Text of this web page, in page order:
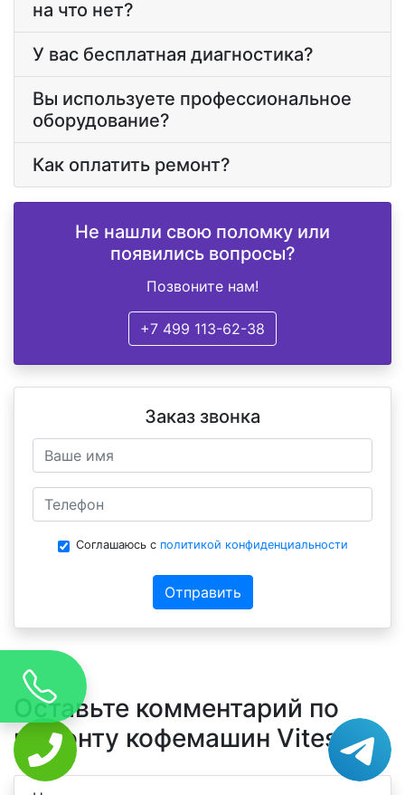
на что нет?
У вас бесплатная диагностика?
Вы используете профессиональное
оборудование?
Как оплатить ремонт?
Не нашли свою поломку или
появились вопросы?
Позвоните нам!
+7 499 113-62-38
Заказ звонка
Соглашаюсь с политикой конфиденциальности
Отправить
Оставьте комментарий по
ремонту кофемашин Vitesse